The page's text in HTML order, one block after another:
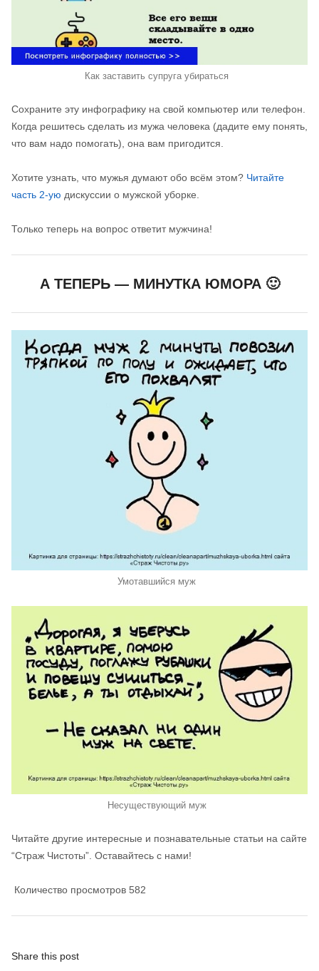
Как заставить супруга убираться
Сохраните эту инфографику на свой компьютер или телефон.
Когда решитесь сделать из мужа человека (дадите ему понять,
что вам надо помогать), она вам пригодится.
Хотите узнать, что мужья думают обо всём этом? Читайте
часть 2-ую дискуссии о мужской уборке.
Только теперь на вопрос ответит мужчина!
А ТЕПЕРЬ — МИНУТКА ЮМОРА 🙂
Умотавшийся муж
Несуществующий муж
Читайте другие интересные и познавательные статьи на сайте
“Страж Чистоты”. Оставайтесь с нами!
Количество просмотров 582
Share this post